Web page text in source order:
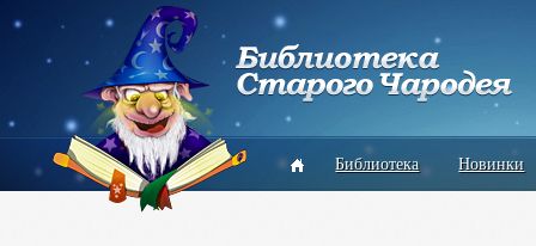
Библиотека Новинки